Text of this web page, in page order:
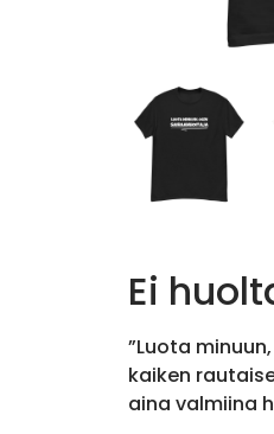
Ei
”Luota
kaiken
aina valmiina